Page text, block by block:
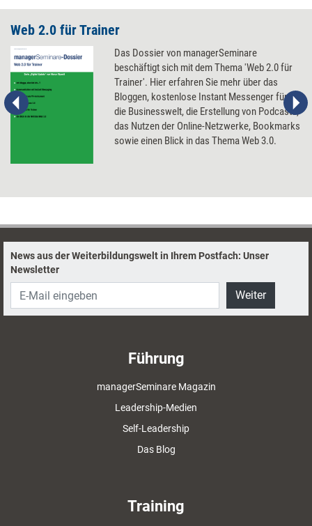
Web 2.0 für Trainer
Das Dossier von managerSeminare
beschäftigt sich mit dem Thema 'Web 2.0 für
Trainer'. Hier erfahren Sie mehr über das
Bloggen, kostenlose Instant Messenger für
die Businesswelt, die Erstellung von Podcasts,
das Nutzen der Online-Netzwerke, Bookmarks
sowie einen Blick in das Thema Web 3.0.
News aus der Weiterbildungswelt in Ihrem Postfach: Unser
Newsletter
Weiter
Führung
managerSeminare Magazin
Leadership-Medien
Self-Leadership
Das Blog
Training